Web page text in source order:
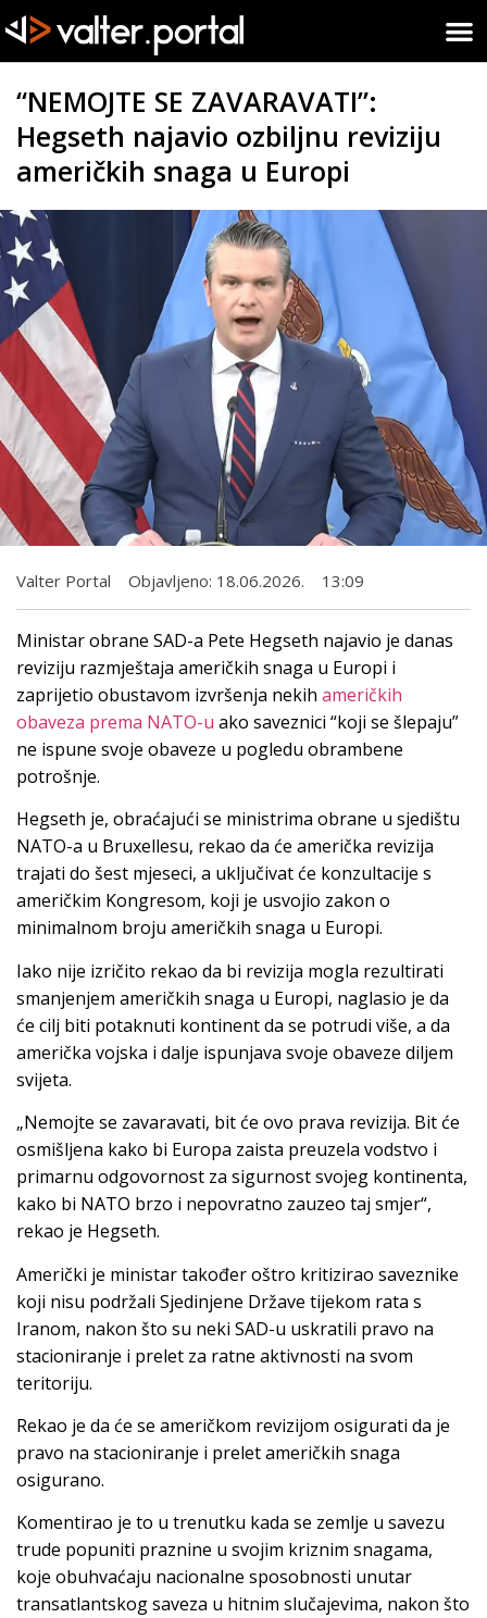
“NEMOJTE SE ZAVARAVATI”:
Hegseth najavio ozbiljnu reviziju
američkih snaga u Europi
Valter Portal Objavljeno: 18.06.2026. 13:09
Ministar obrane SAD-a Pete Hegseth najavio je danas
reviziju razmještaja američkih snaga u Europi i
zaprijetio obustavom izvršenja nekih američkih
obaveza prema NATO-u ako saveznici “koji se šlepaju”
ne ispune svoje obaveze u pogledu obrambene
potrošnje.
Hegseth je, obraćajući se ministrima obrane u sjedištu
NATO-a u Bruxellesu, rekao da će američka revizija
trajati do šest mjeseci, a uključivat ​​će konzultacije s
američkim Kongresom, koji je usvojio zakon o
minimalnom broju američkih snaga u Europi.
Iako nije izričito rekao da bi revizija mogla rezultirati
smanjenjem američkih snaga u Europi, naglasio je da
će cilj biti potaknuti kontinent da se potrudi više, a da
američka vojska i dalje ispunjava svoje obaveze diljem
svijeta.
„Nemojte se zavaravati, bit će ovo prava revizija. Bit će
osmišljena kako bi Europa zaista preuzela vodstvo i
primarnu odgovornost za sigurnost svojeg kontinenta,
kako bi NATO brzo i nepovratno zauzeo taj smjer“,
rekao je Hegseth.
Američki je ministar također oštro kritizirao saveznike
koji nisu podržali Sjedinjene Države tijekom rata s
Iranom, nakon što su neki SAD-u uskratili pravo na
stacioniranje i prelet za ratne aktivnosti na svom
teritoriju.
Rekao je da će se američkom revizijom osigurati da je
pravo na stacioniranje i prelet američkih snaga
osigurano.
Komentirao je to u trenutku kada se zemlje u savezu
trude popuniti praznine u svojim kriznim snagama,
koje obuhvaćaju nacionalne sposobnosti unutar
transatlantskog saveza u hitnim slučajevima, nakon što